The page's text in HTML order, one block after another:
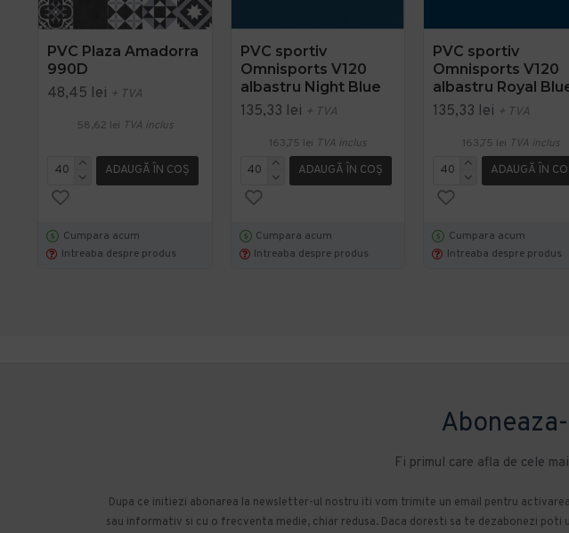
PVC Plaza Amadorra
990D
48,45 lei + TVA
58,62 lei TVA inclus
ADAUGĂ ÎN COŞ
Cumpara acum
Intreaba despre produs
PVC sportiv
Omnisports V120
albastru Night Blue
135,33 lei + TVA
163,75 lei TVA inclus
ADAUGĂ ÎN COŞ
Cumpara acum
Intreaba despre produs
PVC sportiv
Omnisports V120
albastru Royal
135,33 lei + TVA
163,75 lei TVA inclus
ADAUGĂ ÎN
Cumpara acum
Intreaba despre produs
Fi primul care afla de cele
Dupa ce initiezi abonarea la newsletter-ul nostru iti vom trimite un email pentru
sau informativ si cu o frecventa medie, chiar redusa. Daca doresti sa te dezabonezi